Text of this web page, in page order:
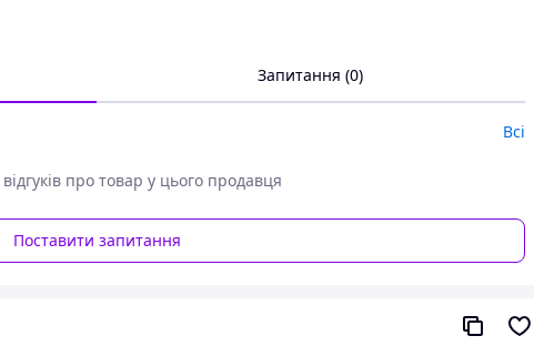
і маневровість, даючи змогу долати різні перешкоди,
Запитання (0)
Всі
про товар у цього продавця
Поставити запитання